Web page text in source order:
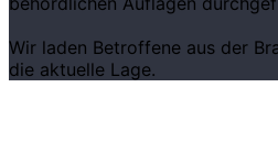
Wir laden Betroffene aus der
die aktuelle Lage.